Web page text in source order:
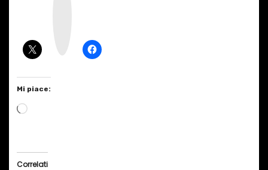
Mi piace:
C
Correlati